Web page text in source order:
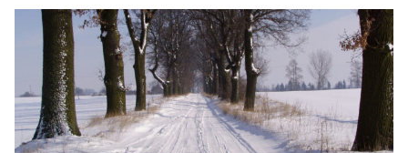
BRANSJENORMER
AKTUELT
OM VFF